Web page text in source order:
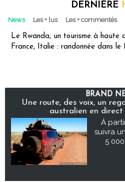
DERNIÈRE
News Les + lus Les + commentés
Le Rwanda, un tourisme à haute
France, Italie : randonnée dans
BRAND
Une route, des voix, un
australien en direct
À
suivra
5